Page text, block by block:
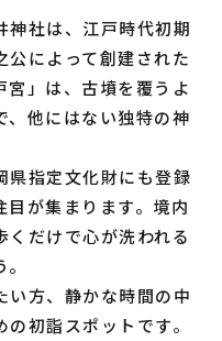
神社は、江戸時代初期
公によって創建された
」は、古墳を覆うよ
、他にはない独特の神
県指定文化財にも登録
目が集まります。境内
だけで心が洗われる
い方、静かな時間の中
初詣スポットです。